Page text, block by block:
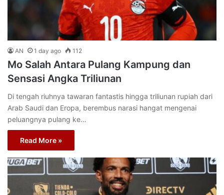
AN 1 day ago 112
Mo Salah Antara Pulang Kampung dan
Sensasi Angka Triliunan
Di tengah riuhnya tawaran fantastis hingga triliunan rupiah dari
Arab Saudi dan Eropa, berembus narasi hangat mengenai
peluangnya pulang ke…
Read More »